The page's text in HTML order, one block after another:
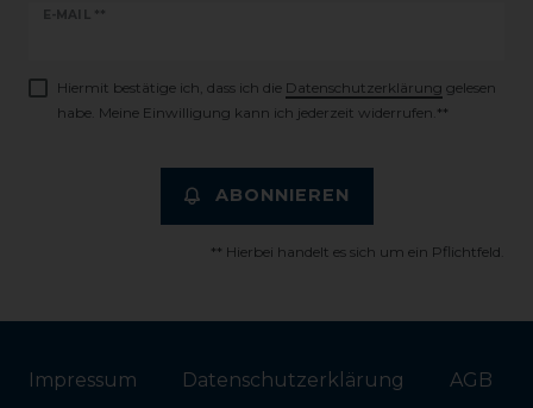
E-MAIL **
Newsletter
Hiermit bestätige ich, dass ich die Daten­schutz­erklärung gelesen
habe. Meine Einwilligung kann ich jederzeit widerrufen.**
ABONNIEREN
** Hierbei handelt es sich um ein Pflichtfeld.
Impressum Daten­schutz­erklärung AGB